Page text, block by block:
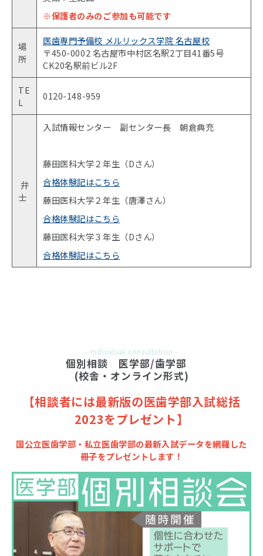
※保護者のみのご参加も可能です
場
所
医歯専門予備校 メルリックス学院 名古屋校
〒450-0002 名古屋市中村区名駅2丁目41番5号
CK20名駅前ビル2F
TE
L
0120-148-959
弁
士
入試情報センター 副センター長 朝倉典充
藤田医科大学２年生（Dさん）
合格体験記はこちら
藤田医科大学２年生（唐澤さん）
合格体験記はこちら
藤田医科大学３年生（Dさん）
合格体験記はこちら
Individual consultation
個別相談　医学部/歯学部
(校舎・オンライン形式)
【相談者には最新版の医歯学部入試総括
2023をプレゼント】
国公立医歯学部・私立医歯学部の最新入試データを網羅した
冊子をプレゼントします！